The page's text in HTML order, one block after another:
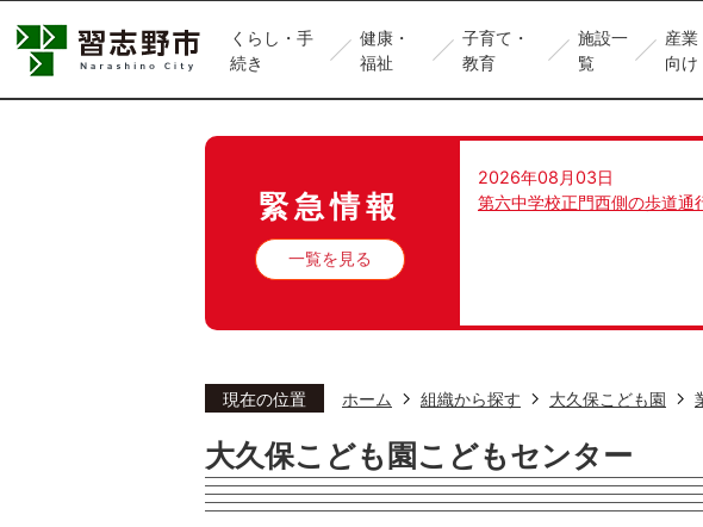
くらし・手
続き
健康・
福祉
子育て・
教育
施設一
覧
産業
向け
緊急情報
一覧を見る
2026年08月03日
第六中学校正門西側の歩道通
現在の位置 ホーム 組織から探す 大久保こども園
大久保こども園こどもセンター